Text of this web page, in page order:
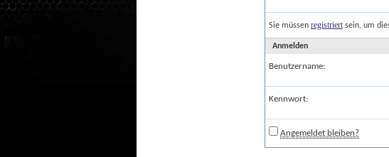
Sie müssen registriert sein, um
Anmelden
Benutzername:
Kennwort:
Angemeldet bleiben?